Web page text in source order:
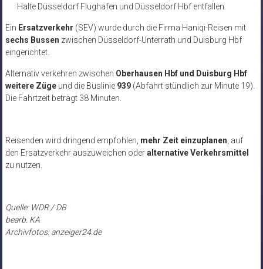
Halte Düsseldorf Flughafen und Düsseldorf Hbf entfallen.
Ein Ersatzverkehr (SEV) wurde durch die Firma Haniqi-Reisen mit
sechs Bussen zwischen Düsseldorf-Unterrath und Duisburg Hbf
eingerichtet.
Alternativ verkehren zwischen Oberhausen Hbf und Duisburg Hbf
weitere Zügeund die Buslinie 939(Abfahrt stündlich zur Minute 19).
Die Fahrtzeit beträgt 38 Minuten.
Reisenden wird dringend empfohlen, mehr Zeit einzuplanen , auf
den Ersatzverkehr auszuweichen oderalternative Verkehrsmittel
zu nutzen.
Quelle: WDR / DB
bearb. KA
Archivfotos: anzeiger24.de